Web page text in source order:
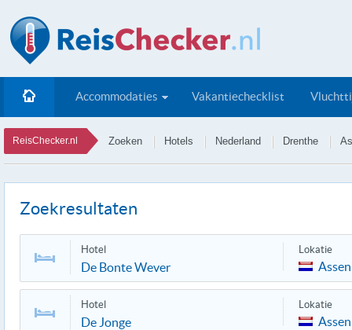
Accommodaties Vakantiechecklist
ReisChecker.nl Zoeken Hotels Nederland Drenthe
Zoekresultaten
Hotel
De Bonte Wever
Lokatie
Assen
Hotel
De Jonge
Lokatie
Assen